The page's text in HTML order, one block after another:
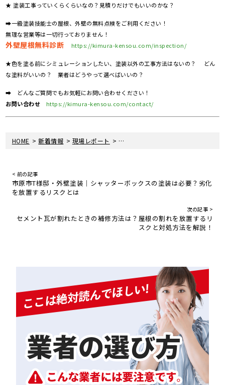
★ 塗装工事っていくらくらいなの？見積りだけでもいいのかな？
➡一級塗装技能士の屋根、外壁の無料点検をご利用ください！
無理な営業等は一切行っておりません！
外壁屋根無料診断 https://kimura-kensou.com/inspection/
★色を塗る前にシミュレーションしたい、塗装以外の工事方法はないの？ どん
な塗料がいいの？ 業者はどうやって選べばいいの？
➡ どんなご質問でもお気軽にお問い合わせください！
お問い合わせ
https://kimura-kensou.com/contact/
HOME >新着情報 > 現場レポート > 千葉県市原市T様邸｜屋根塗装・外
< 前の記事
市原市T様邸・外壁塗装｜シャッターボックスの塗装は必要？劣化
を放置するリスクとは
次の記事 >
セメント瓦が割れたときの補修方法は？屋根の割れを放置するリ
スクと対処方法を解説！